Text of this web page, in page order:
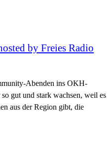
by Freies Radio
Abenden ins OKH-
gut und stark wachsen, weil es
aus der Region gibt, die